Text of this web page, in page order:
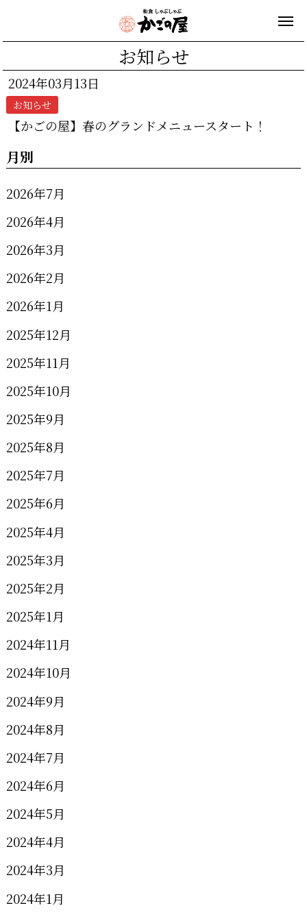
お知らせ
2024年03月13日
お知らせ
【かごの屋】春のグランドメニュースタート！
月別
2026年7月
2026年4月
2026年3月
2026年2月
2026年1月
2025年12月
2025年11月
2025年10月
2025年9月
2025年8月
2025年7月
2025年6月
2025年4月
2025年3月
2025年2月
2025年1月
2024年11月
2024年10月
2024年9月
2024年8月
2024年7月
2024年6月
2024年5月
2024年4月
2024年3月
2024年1月